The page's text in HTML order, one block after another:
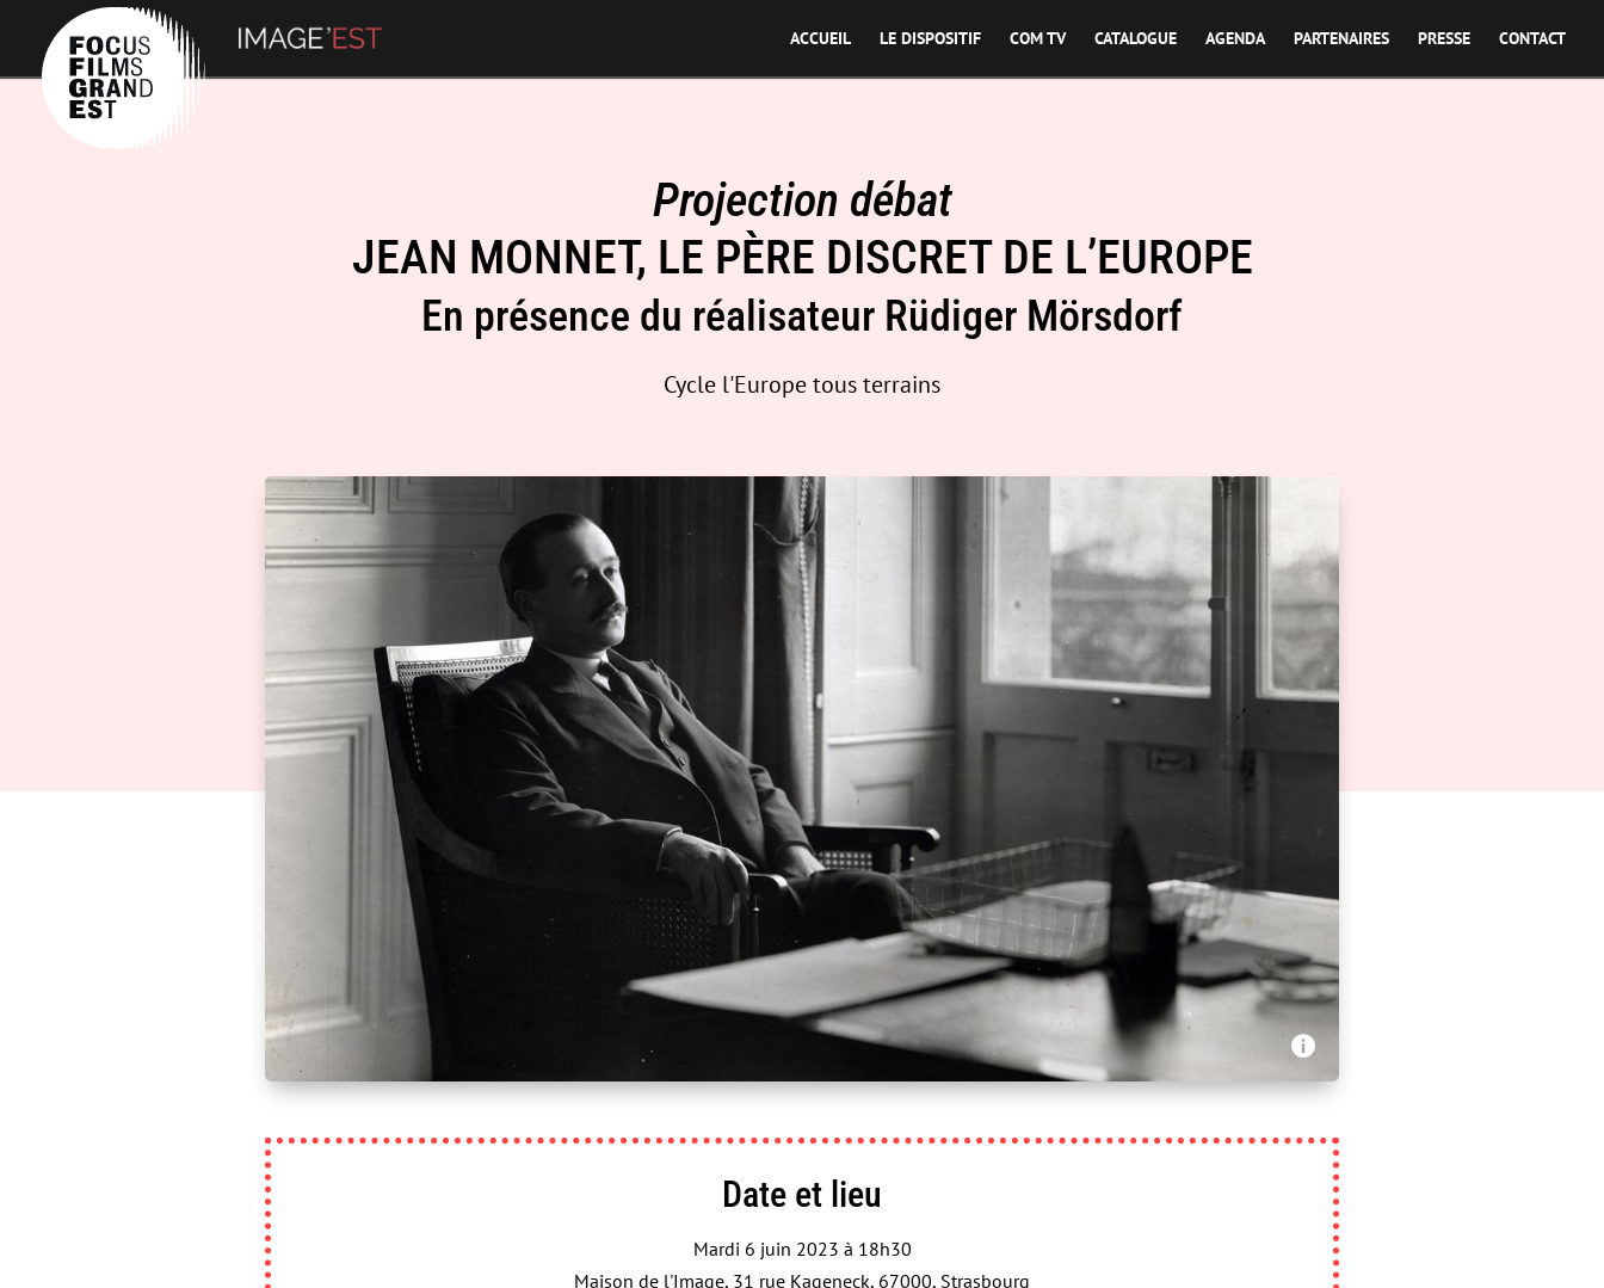
ACCUEIL LE DISPOSITIF COM TV CATALOGUE AGENDA PARTENAIRES PRESSE CONTACT
Projection débat
JEAN MONNET, LE PÈRE DISCRET DE L’EUROPE
En présence du réalisateur Rüdiger Mörsdorf
Cycle l'Europe tous terrains
Cerigo Films, RM Filmproduktion - Jean Monnet, le père discret de l’Europe 
Date et lieu
Mardi 6 juin 2023 à 18h30
Maison de l'Image, 31 rue Kageneck, 67000, Strasbourg